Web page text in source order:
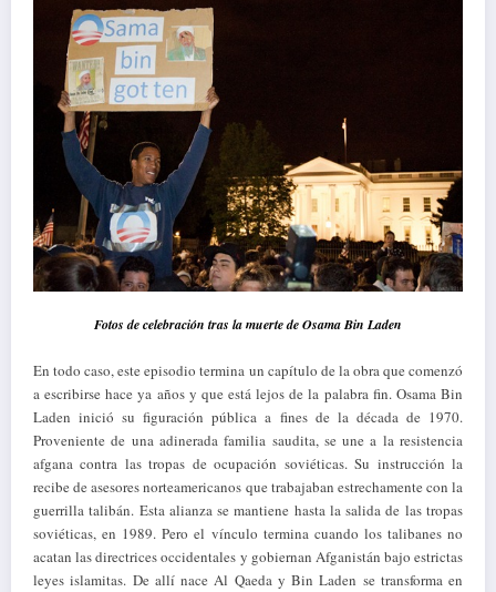
Fotos de celebración tras la muerte de Osama Bin Laden
En todo caso, este episodio termina un capítulo de la obra que comenzó
a escribirse hace ya años y que está lejos de la palabra fin. Osama Bin
Laden inició su figuración pública a fines de la década de 1970.
Proveniente de una adinerada familia saudita, se une a la resistencia
afgana contra las tropas de ocupación soviéticas. Su instrucción la
recibe de asesores norteamericanos que trabajaban estrechamente con la
guerrilla talibán. Esta alianza se mantiene hasta la salida de las tropas
soviéticas, en 1989. Pero el vínculo termina cuando los talibanes no
acatan las directrices occidentales y gobiernan Afganistán bajo estrictas
leyes islamitas. De allí nace Al Qaeda y Bin Laden se transforma en